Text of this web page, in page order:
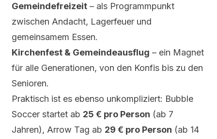
Gemeindefreizeit – als Programmpunkt
zwischen Andacht, Lagerfeuer und
gemeinsamem Essen.
Kirchenfest & Gemeindeausflug – ein Magnet
für alle Generationen, von den Konfis bis zu den
Senioren.
Praktisch ist es ebenso unkompliziert: Bubble
Soccer startet ab 25 € pro Person (ab 7
Jahren), Arrow Tag ab 29 € pro Person (ab 14